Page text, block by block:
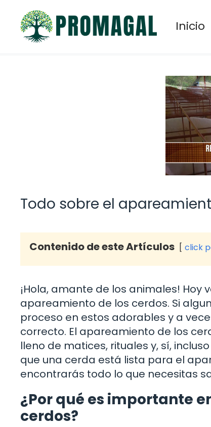
contenido
Inicio
Todo sobre el
Contenido de este Artículos click
¡Hola, amante de los animales!
apareamiento de los cerdos. Si
proceso en estos adorables y a
correcto. El apareamiento de los
lleno de matices, rituales y, sí,
que una cerda está lista para el
encontrarás todo lo que necesitas
¿Por qué es importante
cerdos?